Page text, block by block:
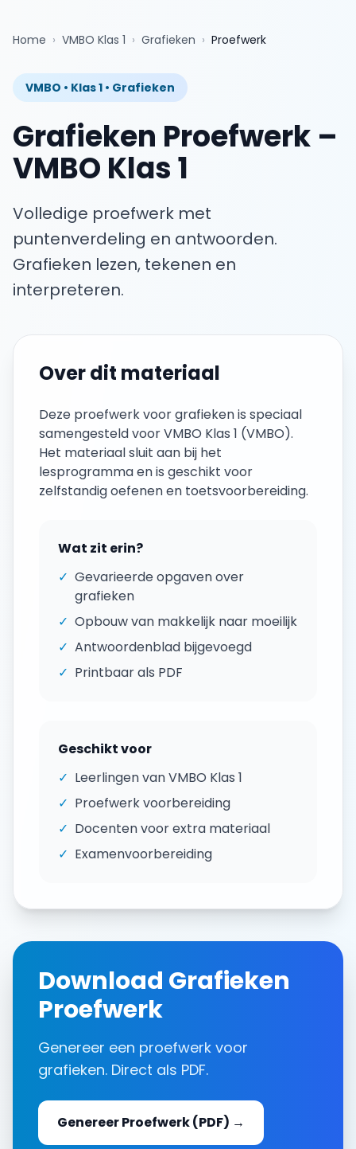
Home › VMBO Klas 1 › Grafieken › Proefwerk
VMBO • Klas 1 • Grafieken
Grafieken Proefwerk –
VMBO Klas 1
Volledige proefwerk met
puntenverdeling en antwoorden.
Grafieken lezen, tekenen en
interpreteren.
Over dit materiaal
Deze proefwerkvoorgrafiekenis speciaal
samengesteld voorVMBO Klas 1 (VMBO).
Het materiaal sluit aan bij het
lesprogramma en is geschikt voor
zelfstandig oefenen en toetsvoorbereiding.
Wat zit erin?
✓ Gevarieerde opgaven over
grafieken
✓ Opbouw van makkelijk naar moeilijk
✓ Antwoordenblad bijgevoegd
✓ Printbaar als PDF
Geschikt voor
✓ Leerlingen vanVMBO Klas 1
✓ Proefwerk voorbereiding
✓ Docenten voor extra materiaal
✓ Examenvoorbereiding
Download Grafieken
Proefwerk
Genereer een proefwerk voor
grafieken. Direct als PDF.
GenereerProefwerk(PDF) →